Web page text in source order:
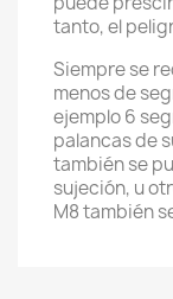
tanto, el
Siempre se
menos de
ejemplo6
palancas de
también se
sujeción, u
M8 también